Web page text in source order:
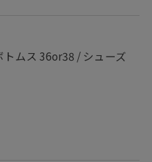
トムス 36or38 / シューズ